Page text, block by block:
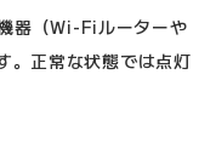
器（Wi-Fiルーターや
。正常な状態では点灯